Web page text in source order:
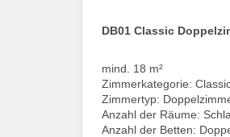
DB01 Classic
mind. 18 m²
Zimmerkategorie:
Zimmertyp:
Anzahl der Räume:
Anzahl der Betten: